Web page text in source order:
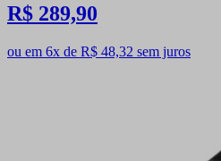
R$ 289,90
ou em 6x de R$ 48,32 sem juros